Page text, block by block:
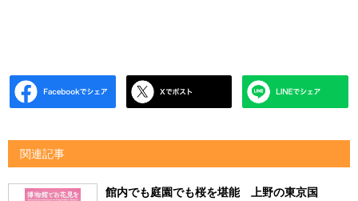
関連記事
館内でも庭園でも桜を堪能 上野の東京国